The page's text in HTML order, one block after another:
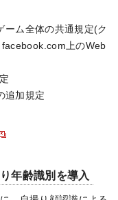
ム全体の共通規定(ク
上のWeb
追加規定
年齢識別を導入